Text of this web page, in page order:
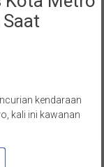
kendaraan
kali ini kawanan